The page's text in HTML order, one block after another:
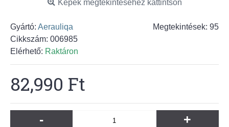
Képek megtekintéséhez kattintson
Megtekintések: 95
Gyártó: Aerauliqa
Cikkszám: 006985
Elérhető: Raktáron
82,990 Ft
- +